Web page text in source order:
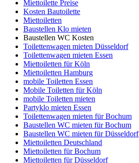
Miettoilette Preise
Kosten Bautoilette
Miettoiletten
Baustellen Klo mieten
Baustellen WC Kosten
Toilettenwagen mieten Düsseldorf
Toilettenwagen mieten Essen
Miettoiletten für Köln
Miettoiletten Hamburg
mobile Toiletten Essen
Mobile Toiletten für Köln
mobile Toiletten mieten
Partyklo mieten Essen
Toilettenwagen mieten für Bochum
Baustellen WC mieten für Bochum
Baustellen WC mieten für Düsseldorf
Miettoiletten Deutschland
Miettoiletten für Bochum
Miettoiletten für Düsseldorf